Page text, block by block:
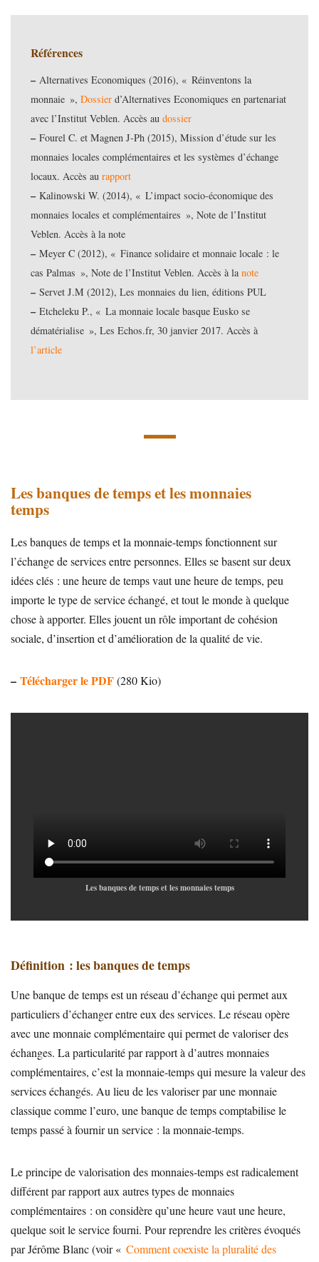
Références
– Alternatives Economiques (2016), « Réinventons la
monnaie »,Dossier d’Alternatives Economiques en partenariat
avec l’Institut Veblen. Accès audossier
– Fourel C. et Magnen J-Ph (2015), Mission d’étude sur les
monnaies locales complémentaires et les systèmes d’échange
locaux. Accès aurapport
– Kalinowski W. (2014), « L’impact socio-économique des
monnaies locales et complémentaires », Note de l’Institut
Veblen. Accès à la note
– Meyer C (2012), « Finance solidaire et monnaie locale : le
cas Palmas », Note de l’Institut Veblen. Accès à lanote
– Servet J.M (2012), Les monnaies du lien, éditions PUL
– Etcheleku P., « La monnaie locale basque Eusko se
dématérialise », Les Echos.fr, 30 janvier 2017. Accès à
l’article
Les banques de temps et les monnaies
temps
Les banques de temps et la monnaie-temps fonctionnent sur
l’échange de services entre personnes. Elles se basent sur deux
idées clés : une heure de temps vaut une heure de temps, peu
importe le type de service échangé, et tout le monde à quelque
chose à apporter. Elles jouent un rôle important de cohésion
sociale, d’insertion et d’amélioration de la qualité de vie.
– Télécharger le PDF(280 Kio)
Les banques de temps et les monnaies temps
Définition : les banques de temps
Une banque de temps est un réseau d’échange qui permet aux
particuliers d’échanger entre eux des services. Le réseau opère
avec une monnaie complémentaire qui permet de valoriser des
échanges. La particularité par rapport à d’autres monnaies
complémentaires, c’est la monnaie-temps qui mesure la valeur des
services échangés. Au lieu de les valoriser par une monnaie
classique comme l’euro, une banque de temps comptabilise le
temps passé à fournir un service : la monnaie-temps.
Le principe de valorisation des monnaies-temps est radicalement
différent par rapport aux autres types de monnaies
complémentaires : on considère qu’une heure vaut une heure,
quelque soit le service fourni. Pour reprendre les critères évoqués
par Jérôme Blanc (voir « Comment coexiste la pluralité des